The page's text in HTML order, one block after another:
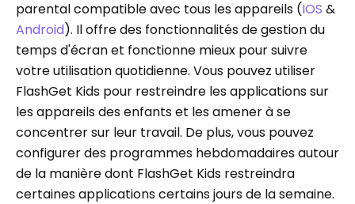
parental compatible avec tous les appareils (IOS &
Android). Il offre des fonctionnalités de gestion du
temps d'écran et fonctionne mieux pour suivre
votre utilisation quotidienne. Vous pouvez utiliser
FlashGet Kids pour restreindre les applications sur
les appareils des enfants et les amener à se
concentrer sur leur travail. De plus, vous pouvez
configurer des programmes hebdomadaires autour
de la manière dont FlashGet Kids restreindra
certaines applications certains jours de la semaine.